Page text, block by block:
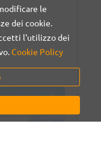
le
dei cookie.
l'utilizzo dei
Cookie Policy